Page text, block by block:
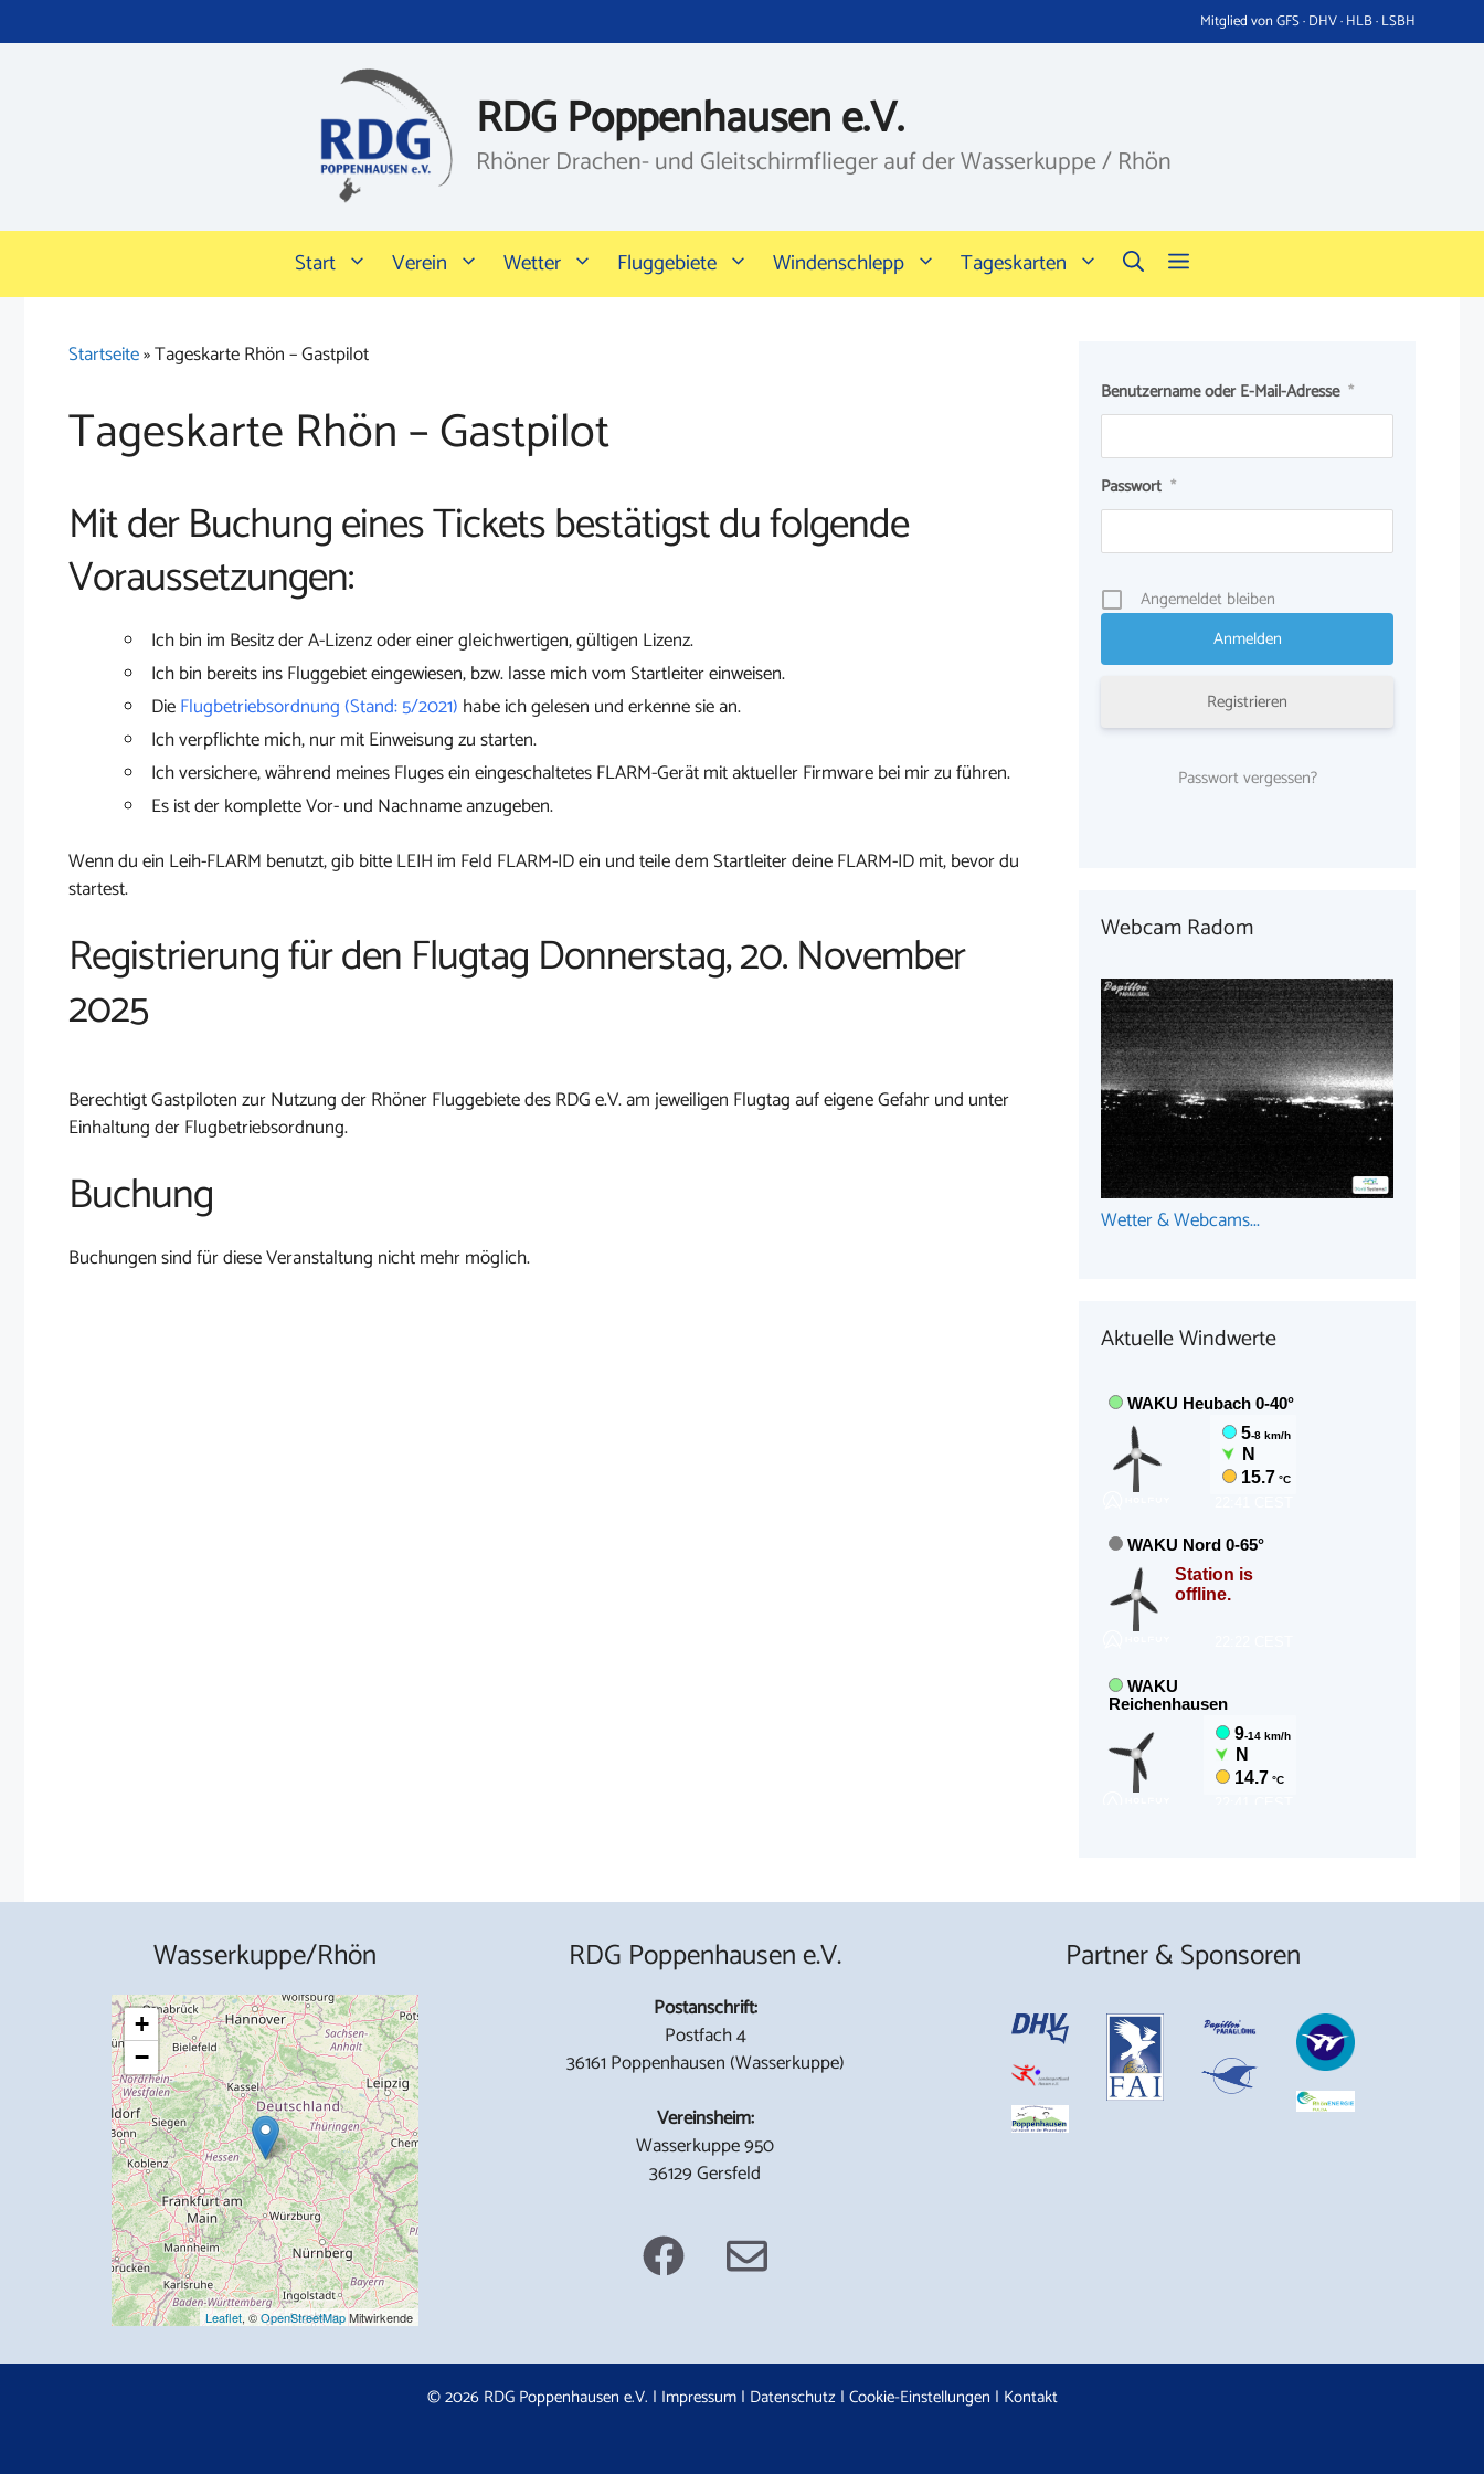
Inhalt
Mitglied von GFS · DHV · HLB · LSBH
RDG Poppenhausen e.V.
Rhöner Drachen- und Gleitschirmflieger auf der Wasserkuppe / Rhön
Start Verein Wetter Fluggebiete Windenschlepp Tageskarten
Startseite»Tageskarte Rhön – Gastpilot
Tageskarte Rhön – Gastpilot
Mit der Buchung eines Tickets bestätigst du folgende
Voraussetzungen:
Ich bin im Besitz der A-Lizenz oder einer gleichwertigen, gültigen Lizenz.
Ich bin bereits ins Fluggebiet eingewiesen, bzw. lasse mich vom Startleiter einweisen.
DieFlugbetriebsordnung (Stand: 5/2021) habe ich gelesen und erkenne sie an.
Ich verpflichte mich, nur mit Einweisung zu starten.
Ich versichere, während meines Fluges ein eingeschaltetes FLARM-Gerät mit aktueller Firmware bei mir zu führen.
Es ist der komplette Vor- und Nachname anzugeben.
Wenn du ein Leih-FLARM benutzt, gib bitte LEIH im Feld FLARM-ID ein und teile dem Startleiter deine FLARM-ID mit, bevor du
startest.
Registrierung für den Flugtag Donnerstag, 20. November
2025
Berechtigt Gastpiloten zur Nutzung der Rhöner Fluggebiete des RDG e.V. am jeweiligen Flugtag auf eigene Gefahr und unter
Einhaltung der Flugbetriebsordnung.
Buchung
Buchungen sind für diese Veranstaltung nicht mehr möglich.
Benutzername oder E-Mail-Adresse *
Passwort *
Angemeldet bleiben
Registrieren
Passwort vergessen?
Webcam Radom
Wetter & Webcams...
Aktuelle Windwerte
Wasserkuppe/Rhön
+
−
Leaflet, ©OpenStreetMapMitwirkende
RDG Poppenhausen e.V.
Postanschrift:
Postfach 4
36161 Poppenhausen (Wasserkuppe)
Vereinsheim:
Wasserkuppe 950
36129 Gersfeld
Partner & Sponsoren
© 2026 RDG Poppenhausen e.V. | Impressum| Datenschutz | Cookie-Einstellungen | Kontakt